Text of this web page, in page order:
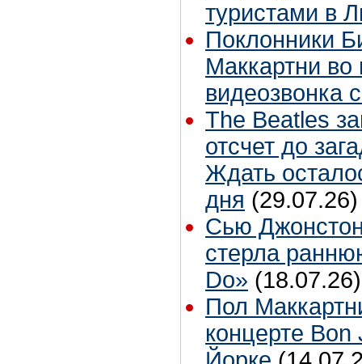
туристами в
Поклонники
Маккартни во
видеозвонка
The Beatles
отсчет до
Ждать
дня (29.07.26)
Сью
стерла
Do» (18.07.26)
Пол
концерте